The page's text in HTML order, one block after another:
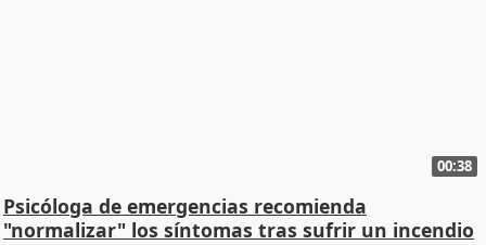
00:38
Psicóloga de emergencias recomienda
"normalizar" los síntomas tras sufrir un incendio